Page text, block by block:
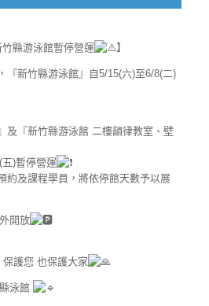
竹縣游泳館暫停營運 】
『新竹縣游泳館』自5/15(六)至6/8(二)
及『新竹縣游泳館 二樓韻律教室、壁
)暫停營運
約及課程學員，將依停館天數予以展
開放
護您 也保護大家
泳館